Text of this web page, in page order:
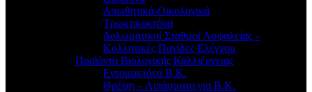
Απωθητικά-Οικολογικά
Τρωκτικοκτόνα
Δολωματικοί Σταθμοί Ασφαλείας –
Κολλητικές Παγίδες Ελέγχου
Προϊόντα Βιολογικής Καλλιέργειας
Εντομοκτόνα Β.Κ.
Θρέψη – Λιπάσματα για Β.Κ.